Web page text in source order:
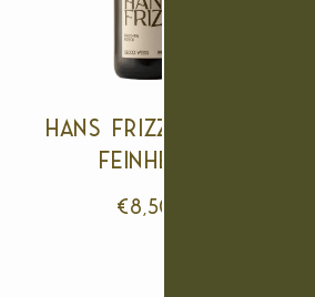
Hans Frizz Secco
feinherb
€8,50